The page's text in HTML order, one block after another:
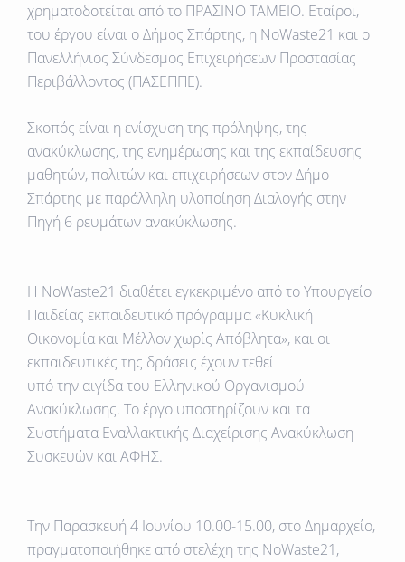
χρηματοδοτείται από το ΠΡΑΣΙΝΟ ΤΑΜΕΙΟ. Εταίροι,
του έργου είναι ο Δήμος Σπάρτης, η NoWaste21 και ο
Πανελλήνιος Σύνδεσμος Επιχειρήσεων Προστασίας
Περιβάλλοντος (ΠΑΣΕΠΠΕ).
Σκοπός είναι η ενίσχυση της πρόληψης, της
ανακύκλωσης, της ενημέρωσης και της εκπαίδευσης
μαθητών, πολιτών και επιχειρήσεων στον Δήμο
Σπάρτης με παράλληλη υλοποίηση Διαλογής στην
Πηγή 6 ρευμάτων ανακύκλωσης.
Η NoWaste21 διαθέτειεγκεκριμένο από το Υπουργείο
Παιδείας εκπαιδευτικό πρόγραμμα «Κυκλική
Οικονομία και Μέλλον χωρίς Απόβλητα», και οι
εκπαιδευτικές της δράσεις έχουν τεθεί
υπό την αιγίδα του Ελληνικού Οργανισμού
Ανακύκλωσης. Το έργο υποστηρίζουν και τα
Συστήματα Εναλλακτικής Διαχείρισης Ανακύκλωση
Συσκευών και ΑΦΗΣ.
Την Παρασκευή 4 Ιουνίου 10.00-15.00, στο Δημαρχείο,
πραγματοποιήθηκε από στελέχη της NoWaste21,